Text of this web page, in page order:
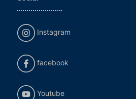
Instagram
facebook
Youtube